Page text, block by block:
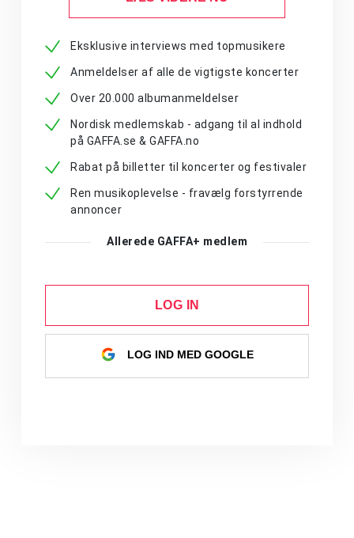
Eksklusive interviews med topmusikere
Anmeldelser af alle de vigtigste koncerter
Over 20.000 albumanmeldelser
Nordisk medlemskab - adgang til al indhold
på GAFFA.se & GAFFA.no
Rabat på billetter til koncerter og festivaler
Ren musikoplevelse - fravælg forstyrrende
annoncer
Allerede GAFFA+ medlem
LOG IN
LOG IND MED GOOGLE